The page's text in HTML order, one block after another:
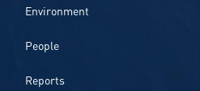
Environment
People
Reports